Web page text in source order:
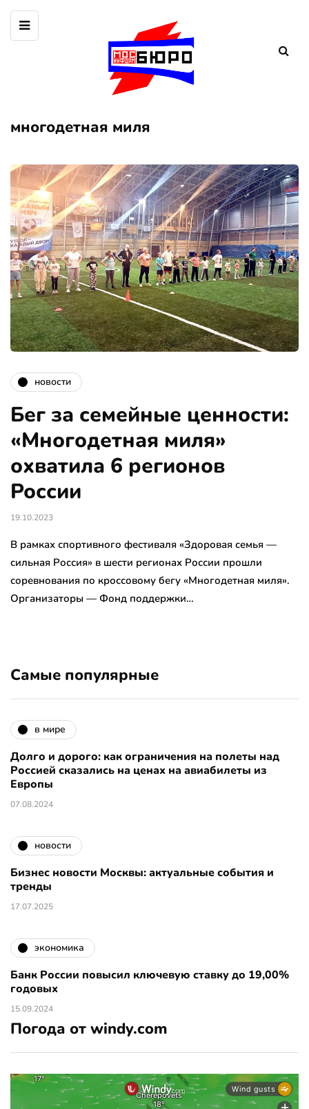
многодетная миля
новости
Бег за семейные ценности:
«Многодетная миля»
охватила 6 регионов
России
19.10.2023
В рамках спортивного фестиваля «Здоровая семья —
сильная Россия» в шести регионах России прошли
соревнования по кроссовому бегу «Многодетная миля».
Организаторы — Фонд поддержки…
Самые популярные
в мире
Долго и дорого: как ограничения на полеты над
Россией сказались на ценах на авиабилеты из
Европы
07.08.2024
новости
Бизнес новости Москвы: актуальные события и
тренды
17.07.2025
экономика
Банк России повысил ключевую ставку до 19,00%
годовых
15.09.2024
Погода от windy.com